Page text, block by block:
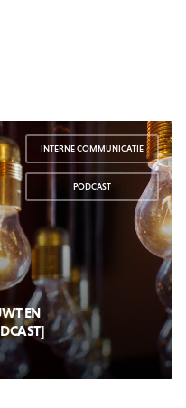
INTERNE COMMUNICATIE
,
PODCAST
EN